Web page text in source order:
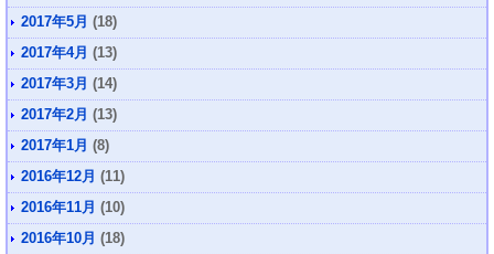
2017年5月 (18)
2017年4月 (13)
2017年3月 (14)
2017年2月 (13)
2017年1月 (8)
2016年12月 (11)
2016年11月 (10)
2016年10月 (18)